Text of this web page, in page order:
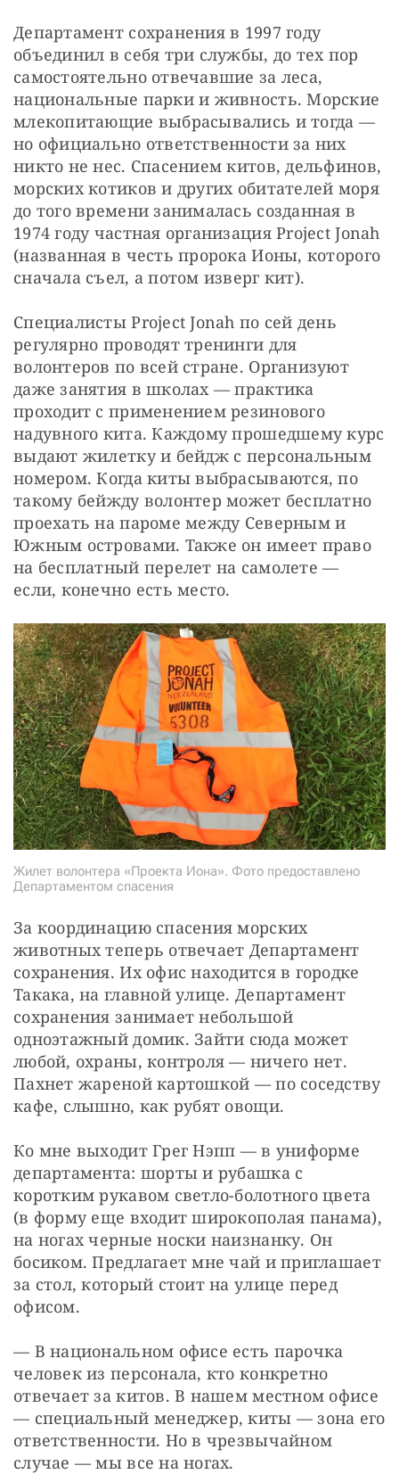
Департамент сохранения в 1997 году
объединил в себя три службы, до тех пор
самостоятельно отвечавшие за леса,
национальные парки и живность. Морские
млекопитающие выбрасывались и тогда —
но официально ответственности за них
никто не нес. Спасением китов, дельфинов,
морских котиков и других обитателей моря
до того времени занималась созданная в
1974 году частная организация Project Jonah
(названная в честь пророка Ионы, которого
сначала съел, а потом изверг кит).
Специалисты Project Jonah по сей день
регулярно проводят тренинги для
волонтеров по всей стране. Организуют
даже занятия в школах — практика
проходит с применением резинового
надувного кита. Каждому прошедшему курс
выдают жилетку и бейдж с персональным
номером. Когда киты выбрасываются, по
такому бейжду волонтер может бесплатно
проехать на пароме между Северным и
Южным островами. Также он имеет право
на бесплатный перелет на самолете —
если, конечно есть место.
Жилет волонтера «Проекта Иона». Фото предоставлено
Департаментом спасения
За координацию спасения морских
животных теперь отвечает Департамент
сохранения. Их офис находится в городке
Такака, на главной улице. Департамент
сохранения занимает небольшой
одноэтажный домик. Зайти сюда может
любой, охраны, контроля — ничего нет.
Пахнет жареной картошкой — по соседству
кафе, слышно, как рубят овощи.
Ко мне выходит Грег Нэпп — в униформе
департамента: шорты и рубашка с
коротким рукавом светло-болотного цвета
(в форму еще входит широкополая панама),
на ногах черные носки наизнанку. Он
босиком. Предлагает мне чай и приглашает
за стол, который стоит на улице перед
офисом.
— В национальном офисе есть парочка
человек из персонала, кто конкретно
отвечает за китов. В нашем местном офисе
— специальный менеджер, киты — зона его
ответственности. Но в чрезвычайном
случае — мы все на ногах.